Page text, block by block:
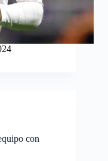
con